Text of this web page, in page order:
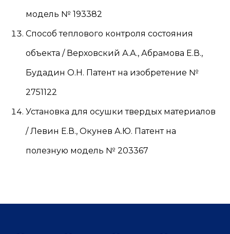
модель № 193382
Способ теплового контроля состояния
объекта / Верховский А.А., Абрамова Е.В.,
Будадин О.Н. Патент на изобретение №
2751122
Установка для осушки твердых материалов
/ Левин Е.В., Окунев А.Ю. Патент на
полезную модель № 203367